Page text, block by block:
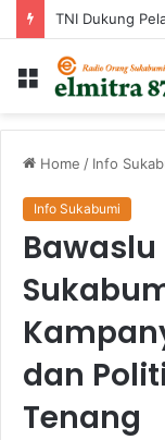
Menu
Home / Info
Info Sukabumi
dan
Tenang